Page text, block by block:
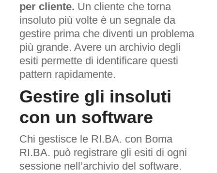
per cliente. Un cliente che torna
insoluto più volte è un segnale da
gestire prima che diventi un problema
più grande. Avere un archivio degli
esiti permette di identificare questi
pattern rapidamente.
Gestire gli insoluti
con un software
Chi gestisce le RI.BA. con Boma
RI.BA. può registrare gli esiti di ogni
sessione nell’archivio del software.